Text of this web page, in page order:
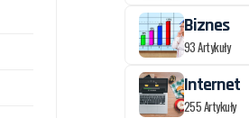
Biznes
93 Artykuły
Internet
255 Artykuły